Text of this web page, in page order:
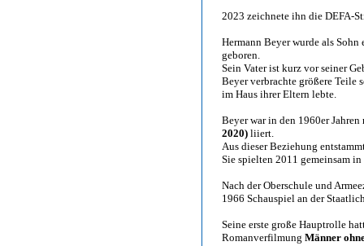
2023 zeichnete ihn die DEFA-
Hermann Beyer wurde als
geboren.
Sein Vater ist kurz vor seiner
Beyer verbrachte größere
im Haus ihrer Eltern lebte.
Beyer war in den 1960er
2020) liiert.
Aus dieser Beziehung
Sie spielten 2011 gemeinsam
Nach der Oberschule und
1966 Schauspiel an der
Seine erste große Hauptrolle
Romanverfilmung Männer